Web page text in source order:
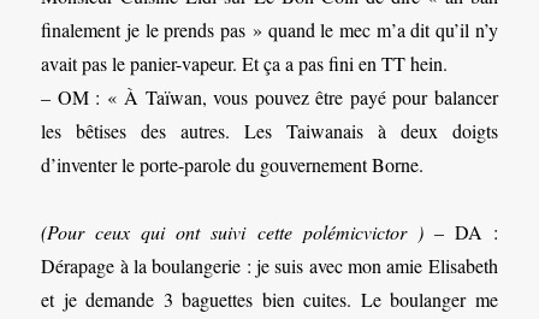
finalement je le prends pas » quand le mec m’a dit qu’il n’y
avait pas le panier-vapeur. Et ça a pas fini en TT hein.
– OM : « À Taïwan, vous pouvez être payé pour balancer
les bêtises des autres. Les Taiwanais à deux doigts
d’inventer le porte-parole du gouvernement Borne.
(Pour ceux qui ont suivi cette polémicvictor )– DA :
Dérapage à la boulangerie : je suis avec mon amie Elisabeth
et je demande 3 baguettes bien cuites. Le boulanger me